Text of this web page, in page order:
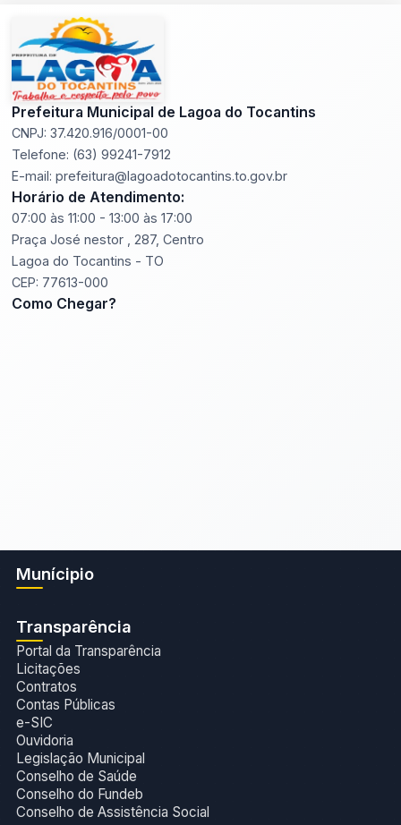
Prefeitura Municipal de Lagoa do Tocantins
CNPJ: 37.420.916/0001-00
Telefone: (63) 99241-7912
E-mail: prefeitura@lagoadotocantins.to.gov.br
Horário de Atendimento:
07:00 às 11:00 - 13:00 às 17:00
Praça José nestor , 287, Centro
Lagoa do Tocantins - TO
CEP: 77613-000
Como Chegar?
Munícipio
Transparência
Portal da Transparência
Licitações
Contratos
Contas Públicas
e-SIC
Ouvidoria
Legislação Municipal
Conselho de Saúde
Conselho do Fundeb
Conselho de Assistência Social